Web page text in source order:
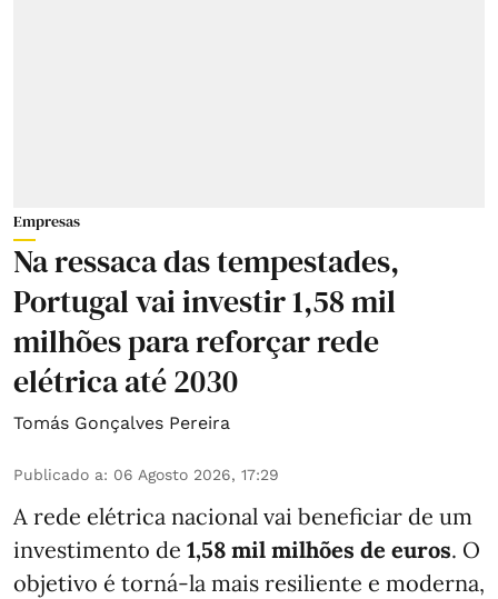
Empresas
Na ressaca das tempestades,
Portugal vai investir 1,58 mil
milhões para reforçar rede
elétrica até 2030
Tomás Gonçalves Pereira
Publicado a: 06 Agosto 2026, 17:29
A rede elétrica nacional vai beneficiar de um
investimento de 1,58 mil milhões de euros. O
objetivo é torná-la mais resiliente e moderna,